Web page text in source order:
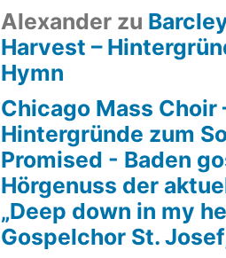
Alexander zu
Harvest –
Hymn
Chicago Mass Choir
Hintergründe zum
Promised - Baden
Hörgenuss der
„Deep down in my
Gospelchor St.